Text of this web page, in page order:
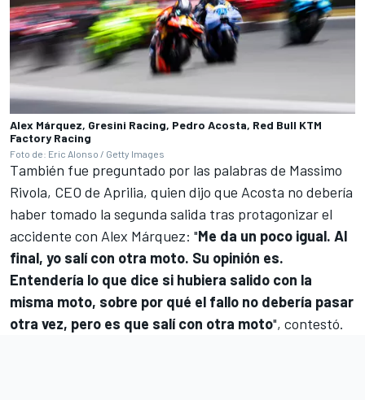
Alex Márquez, Gresini Racing, Pedro Acosta, Red Bull KTM
Factory Racing
Foto de: Eric Alonso / Getty Images
También fue preguntado por las palabras de Massimo
Rivola, CEO de Aprilia, quien dijo que Acosta no debería
haber tomado la segunda salida tras protagonizar el
accidente con Alex Márquez: "Me da un poco igual. Al
final, yo salí con otra moto. Su opinión es.
Entendería lo que dice si hubiera salido con la
misma moto, sobre por qué el fallo no debería pasar
otra vez, pero es que salí con otra moto", contestó.